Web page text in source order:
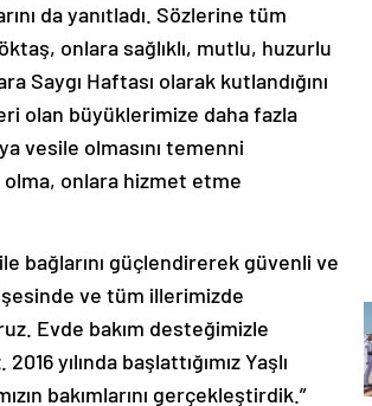
da yanıtladı. Sözlerine tüm
onlara sağlıklı, mutlu, huzurlu
Saygı Haftası olarak kutlandığını
olan büyüklerimize daha fazla
vesile olmasını temenni
olma, onlara hizmet etme
bağlarını güçlendirerek güvenli ve
ve tüm illerimizde
Evde bakım desteğimizle
yılında başlattığımız Yaşlı
bakımlarını gerçekleştirdik.”